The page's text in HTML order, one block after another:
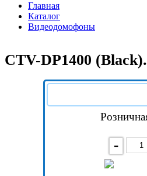
Главная
Каталог
Видеодомофоны
CTV-DP1400
-